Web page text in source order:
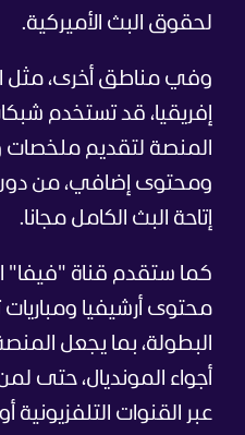
لحقوق البث الأميركية.
وفي مناطق أخرى، مثل
إفريقيا، قد تستخدم
المنصة لتقديم ملخصات
ومحتوى إضافي، من دون
إتاحة البث الكامل مجانا.
كما ستقدم قناة "فيفا"
محتوى أرشيفيا
البطولة، بما يجعل
أجواء المونديال، حتى
عبر القنوات